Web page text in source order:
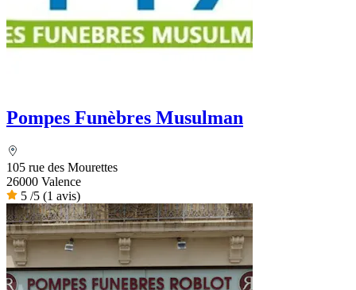
Pompes Funèbres Musulman
105 rue des Mourettes
26000 Valence
5 /5 (1 avis)